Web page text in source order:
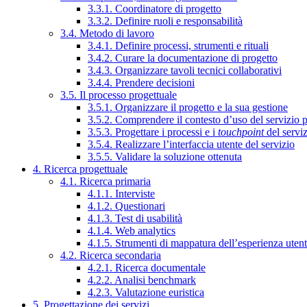
3.3.1. Coordinatore di progetto
3.3.2. Definire ruoli e responsabilità
3.4. Metodo di lavoro
3.4.1. Definire processi, strumenti e rituali
3.4.2. Curare la documentazione di progetto
3.4.3. Organizzare tavoli tecnici collaborativi
3.4.4. Prendere decisioni
3.5. Il processo progettuale
3.5.1. Organizzare il progetto e la sua gestione
3.5.2. Comprendere il contesto d’uso del servizio
3.5.3. Progettare i processi e i touchpointdel
3.5.4. Realizzare l’interfaccia utente del servizio
3.5.5. Validare la soluzione ottenuta
4. Ricerca progettuale
4.1. Ricerca primaria
4.1.1. Interviste
4.1.2. Questionari
4.1.3. Test di usabilità
4.1.4. Web analytics
4.1.5. Strumenti di mappatura dell’esperienza
4.2. Ricerca secondaria
4.2.1. Ricerca documentale
4.2.2. Analisi benchmark
4.2.3. Valutazione euristica
5. Progettazione dei servizi